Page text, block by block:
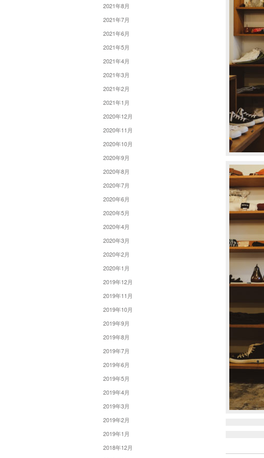
2021年8月
2021年7月
2021年6月
2021年5月
2021年4月
2021年3月
2021年2月
2021年1月
2020年12月
2020年11月
2020年10月
2020年9月
2020年8月
2020年7月
2020年6月
2020年5月
2020年4月
2020年3月
2020年2月
2020年1月
2019年12月
2019年11月
2019年10月
2019年9月
2019年8月
2019年7月
2019年6月
2019年5月
2019年4月
2019年3月
2019年2月
2019年1月
2018年12月